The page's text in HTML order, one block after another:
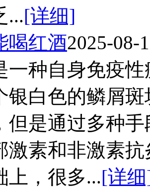
...[详细]
喝红酒2025-08-
一种自身免疫
银白色的鳞屑
但是通过多种
激素和非激素
上，很多...[详